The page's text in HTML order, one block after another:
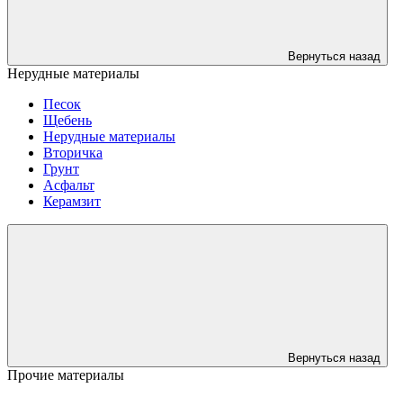
Вернуться назад
Нерудные материалы
Песок
Щебень
Нерудные материалы
Вторичка
Грунт
Асфальт
Керамзит
Вернуться назад
Прочие материалы